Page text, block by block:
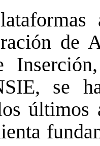
de
se
últimos